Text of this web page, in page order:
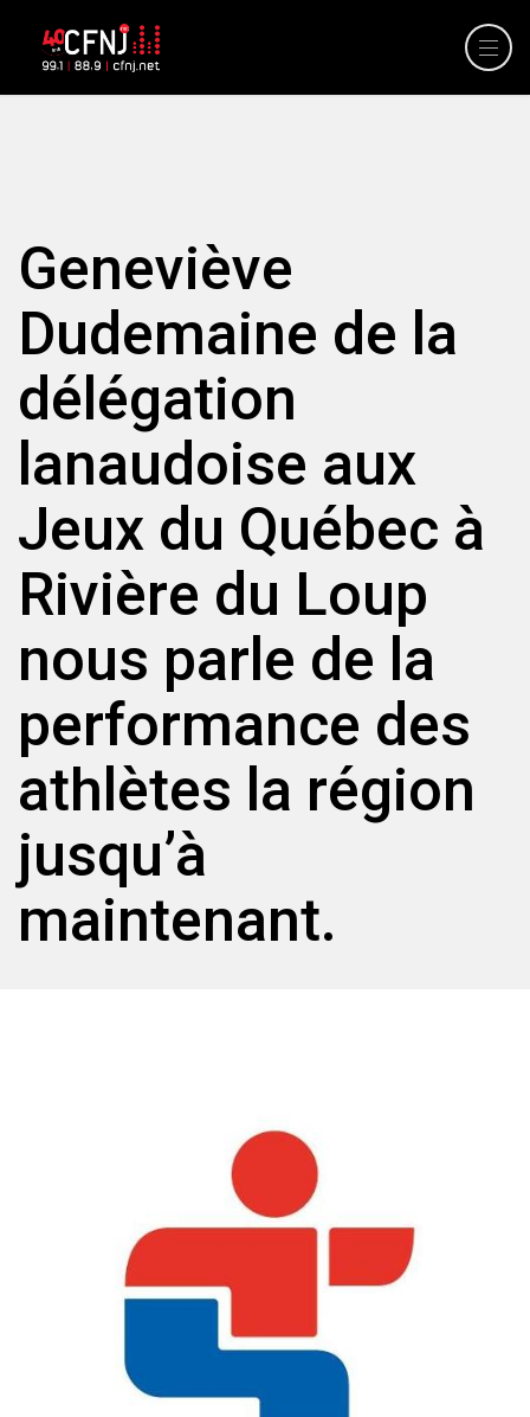
Geneviève
Dudemaine de la
délégation
lanaudoise aux
Jeux du Québec à
Rivière du Loup
nous parle de la
performance des
athlètes la région
jusqu’à
maintenant.